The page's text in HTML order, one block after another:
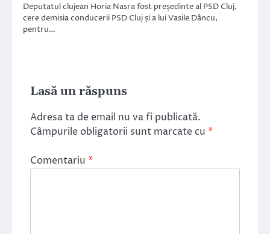
Deputatul clujean Horia Nasra fost președinte al PSD Cluj,
cere demisia conducerii PSD Cluj și a lui Vasile Dâncu,
pentru…
Lasă un răspuns
Adresa ta de email nu va fi publicată.
Câmpurile obligatorii sunt marcate cu *
Comentariu *